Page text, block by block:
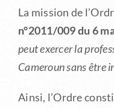
La mission de
n°2011/009 du 6
peut exercer la
Cameroun sans être
Ainsi, l’Ordre